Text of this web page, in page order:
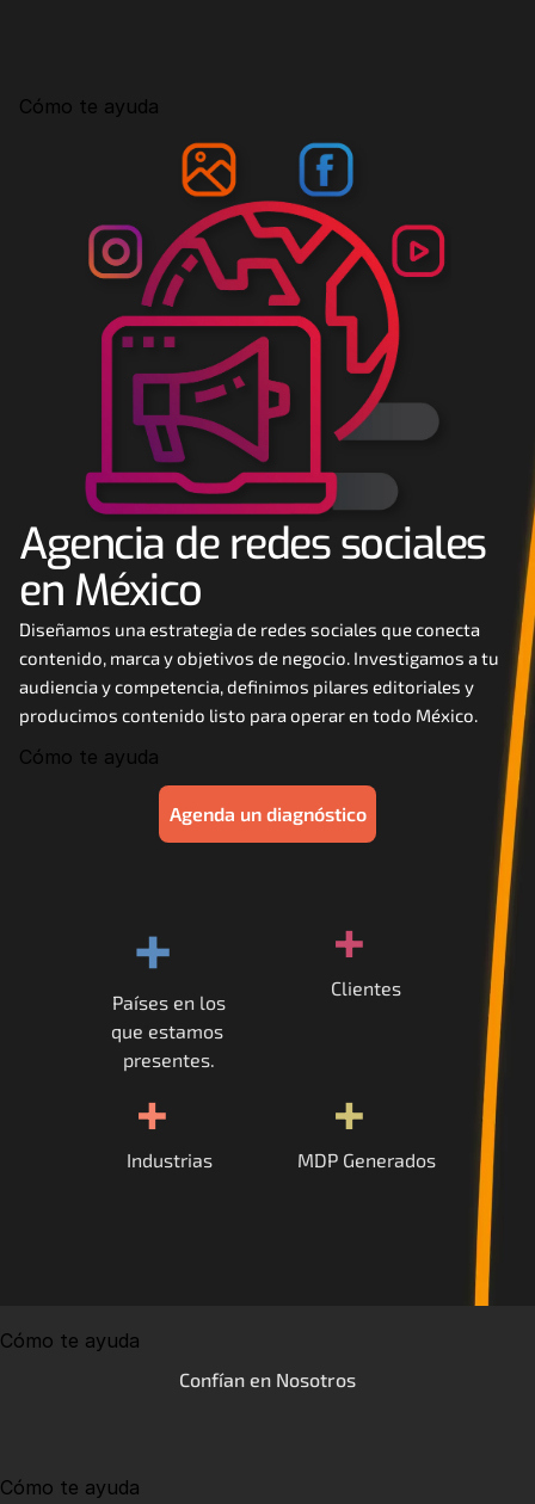
MHA Academy
Contáctanos
Google Ads
Facebook Ads
Desarrollo Web
Automatización
Email marketing
Careers
Docs
About
Cómo te ayuda
Agencia de redes sociales
en México
Diseñamos una estrategia de redes sociales que conecta
contenido, marca y objetivos de negocio. Investigamos a tu
audiencia y competencia, definimos pilares editoriales y
producimos contenido listo para operar en todo México.
Cómo te ayuda
Agenda un diagnóstico
+
Países en los
que estamos
presentes.
+
Clientes
+
Industrias
+
MDP Generados
Cómo te ayuda
Confían en Nosotros
Cómo te ayuda